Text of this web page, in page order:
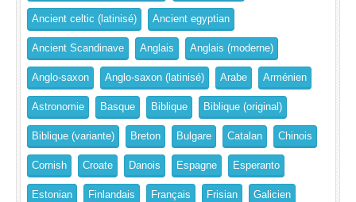
Ancient celtic (latinisé) Ancient egyptian
Ancient Scandinave Anglais Anglais (moderne)
Anglo-saxon Anglo-saxon (latinisé) Arabe Arménien
Astronomie Basque Biblique Biblique (original)
Biblique (variante) Breton Bulgare Catalan Chinois
Cornish Croate Danois Espagne Esperanto
Estonian Finlandais Français Frisian Galicien